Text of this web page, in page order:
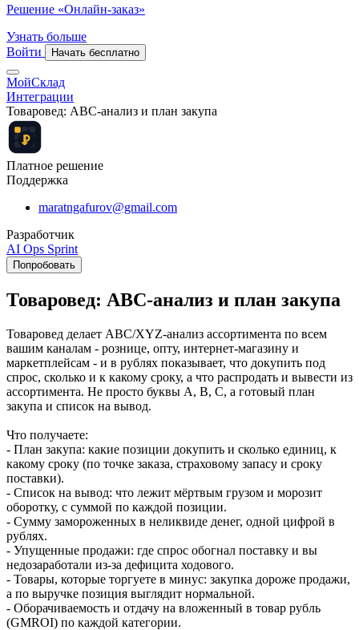
Решение «Онлайн-заказ»
Узнать больше
Войти
Начать бесплатно
МойСклад
Интеграции
Товаровед: ABC-анализ и план закупа
Платное решение
Поддержка
maratngafurov@gmail.com
Разработчик
AI Ops Sprint
Попробовать
Товаровед: ABC-анализ и план закупа
Товаровед делает ABC/XYZ-анализ ассортимента по всем
вашим каналам - рознице, опту, интернет-магазину и
маркетплейсам - и в рублях показывает, что докупить под
спрос, сколько и к какому сроку, а что распродать и вывести из
ассортимента. Не просто буквы A, B, C, а готовый план
закупа и список на вывод.
Что получаете:
- План закупа: какие позиции докупить и сколько единиц, к
какому сроку (по точке заказа, страховому запасу и сроку
поставки).
- Список на вывод: что лежит мёртвым грузом и морозит
оборотку, с суммой по каждой позиции.
- Сумму замороженных в неликвиде денег, одной цифрой в
рублях.
- Упущенные продажи: где спрос обогнал поставку и вы
недозаработали из-за дефицита ходового.
- Товары, которые торгуете в минус: закупка дороже продажи,
а по выручке позиция выглядит нормальной.
- Оборачиваемость и отдачу на вложенный в товар рубль
(GMROI) по каждой категории.